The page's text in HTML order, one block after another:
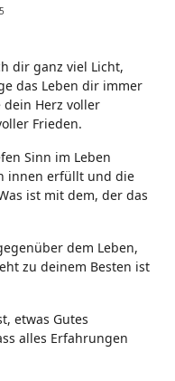
dir ganz viel Licht,
das Leben dir immer
dein Herz voller
Frieden.
Sinn im Leben
innen erfüllt und die
ist mit dem, der das
dem Leben,
zu deinem Besten ist
etwas Gutes
alles Erfahrungen